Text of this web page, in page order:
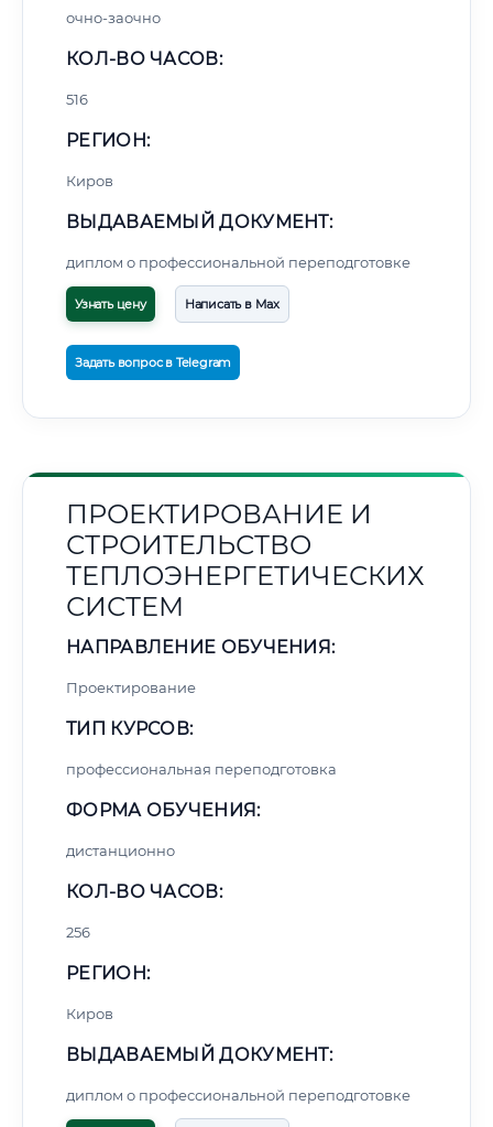
очно-заочно
КОЛ-ВО ЧАСОВ:
516
РЕГИОН:
Киров
ВЫДАВАЕМЫЙ ДОКУМЕНТ:
диплом о профессиональной переподготовке
Узнать цену Написать в Max
Задать вопрос в Telegram
ПРОЕКТИРОВАНИЕ И
СТРОИТЕЛЬСТВО
ТЕПЛОЭНЕРГЕТИЧЕСКИХ
СИСТЕМ
НАПРАВЛЕНИЕ ОБУЧЕНИЯ:
Проектирование
ТИП КУРСОВ:
профессиональная переподготовка
ФОРМА ОБУЧЕНИЯ:
дистанционно
КОЛ-ВО ЧАСОВ:
256
РЕГИОН:
Киров
ВЫДАВАЕМЫЙ ДОКУМЕНТ:
диплом о профессиональной переподготовке